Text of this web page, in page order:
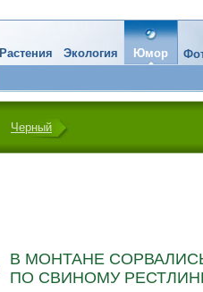
Растения Экология Юмор
Черный
В МОНТАНЕ
ПО СВИНОМУ